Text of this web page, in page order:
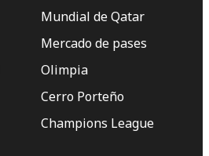
Mundial de Qatar
Mercado de pases
Olimpia
Cerro Porteño
Champions League